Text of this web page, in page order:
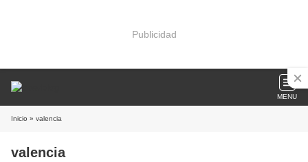
Publicidad
MENU
Inicio » valencia
valencia